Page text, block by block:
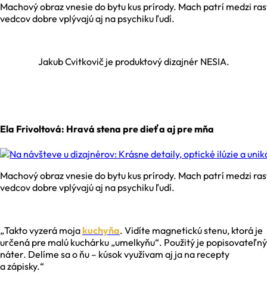
Machový obraz vnesie do bytu kus prírody. Mach patrí medzi
vedcov dobre vplývajú aj na psychiku ľudí.
Jakub Cvitkovič je produktový dizajnér NESIA.
Ela Frivoltová: Hravá stena pre dieťa aj pre mňa
Machový obraz vnesie do bytu kus prírody. Mach patrí medzi
vedcov dobre vplývajú aj na psychiku ľudí.
„Takto vyzerá mojakuchyňa. Vidíte magnetickú stenu, ktorá je
určená pre malú kuchárku „umelkyňu“. Použitý je popisovateľný
náter. Delíme sa o ňu – kúsok využívam aj ja na recepty
a zápisky.“